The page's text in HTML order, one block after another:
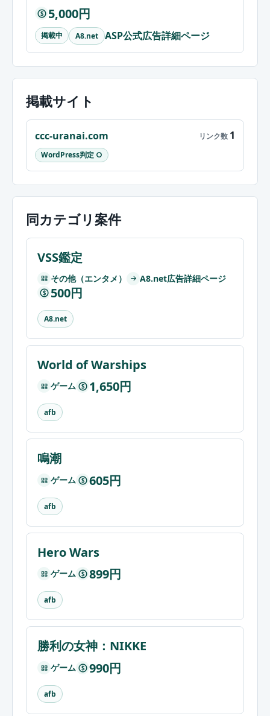
$ 5,000円
掲載中 A8.net ASP公式広告詳細ページ
掲載サイト
ccc-uranai.com
WordPress判定 ○
1
同カテゴリ案件
VSS鑑定
その他（エンタメ） A8.net広告詳細ページ
$ 500円
A8.net
World of Warships
ゲーム $ 1,650円
afb
鳴潮
ゲーム $ 605円
afb
Hero Wars
ゲーム $ 899円
afb
勝利の女神：NIKKE
ゲーム $ 990円
afb